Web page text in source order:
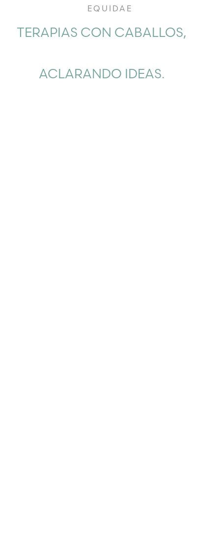
EQUIDAE
TERAPIAS CON CABALLOS,
ACLARANDO IDEAS.